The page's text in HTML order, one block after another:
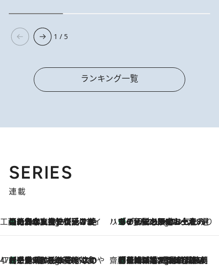
1 / 5
ランキング一覧
SERIES
連載
工藤まやのおもてなしハワイ
7 Hours Ago
【ハワイ土産】ローカルの絶大な支持で復活！ 絶品の幻クッキー《元ファンの日本人女性が受け継いだ名店》 ハワイ賢者 リサのお気に入りリスト7 Hours Ago
あの伝説の限定トートも！ リニューアルした「ディーン＆デルーカ ハワイ」で必須のお土産8選
47都道府県の手みやげ ひんやりスイーツで夏を満喫
7 Hours Ago
【三重県】この夏絶対食べたい 冷やしておいしいおやつ3選 お餅×アイスの新感覚スイーツ 齋藤 薫 美容脳ルネサンス
7 Hours Ago
「荷物が増えるほど旅ストレスは増す」美容ジャーナリストがたどり着いた最終結論。“化粧品を劇的に減らす”感動の凝縮美容とは